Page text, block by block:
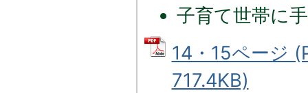
子育て世帯に
14・15ページ
717.4KB)